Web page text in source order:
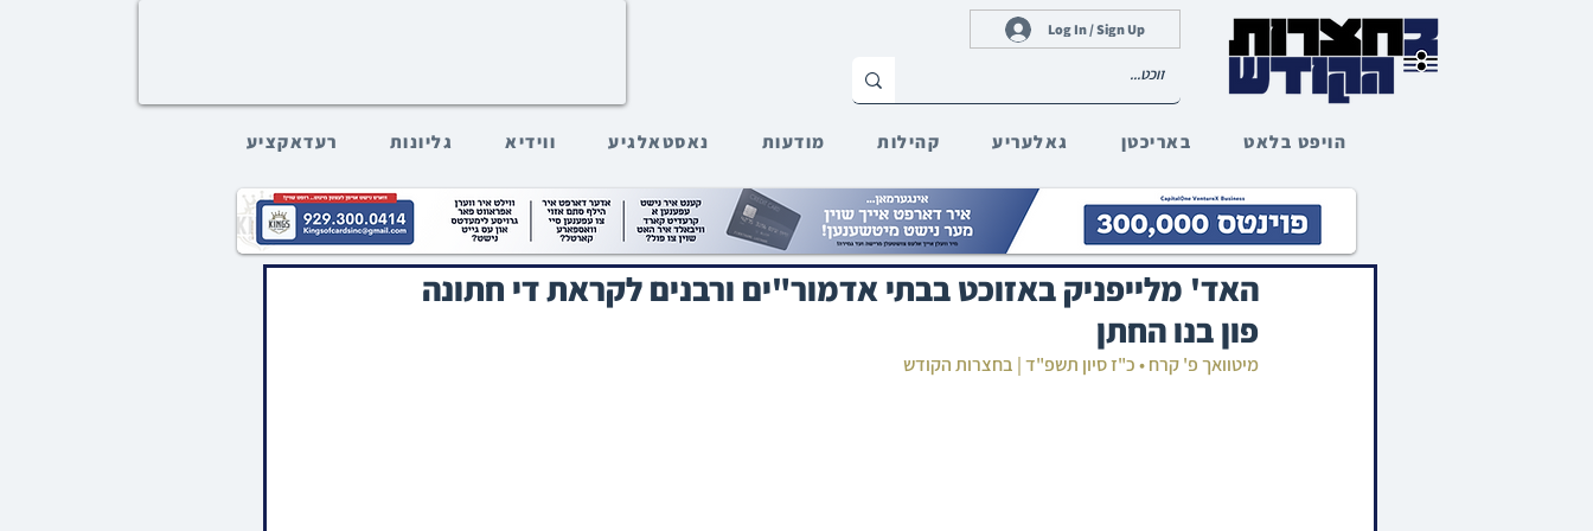
הויפט בלאט באריכטן גאלעריע קהילות מודעות נאסטאלגיע ווידיא גליונות רעדאקציע
Log In / Sign Up
האד' מלייפניק באזוכט בבתי אדמור"ים ורבנים לקראת די חתונה
פון בנו החתן
מיטוואך פ' קרח • כ"ז סיון תשפ"ד | בחצרות הקודש